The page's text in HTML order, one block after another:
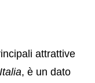
attrattive
Italia, è un dato